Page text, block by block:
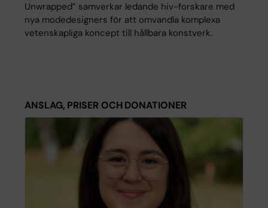
Unwrapped” samverkar ledande hiv-forskare med
nya modedesigners för att omvandla komplexa
vetenskapliga koncept till hållbara konstverk.
ANSLAG, PRISER OCH DONATIONER